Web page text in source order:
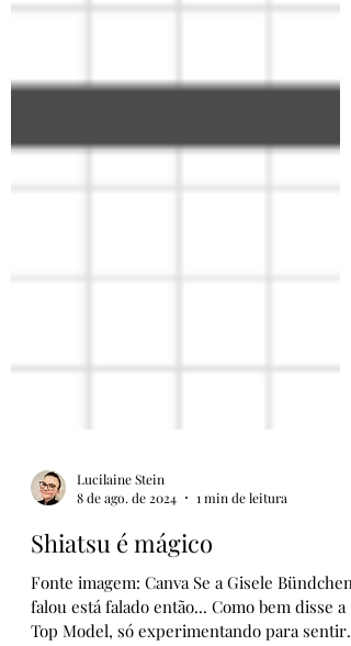
Lucilaine Stein
8 de ago. de 2024
1 min de leitura
Shiatsu é mágico
Fonte imagem: Canva Se a Gisele Bündchen